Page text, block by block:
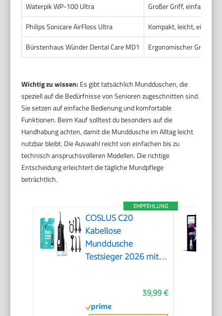
Waterpik WP-100 Ultra
Großer Griff, einfache
Philips Sonicare AirFloss Ultra
Kompakt, leicht,
Bürstenhaus Wünder Dental Care MD1
Ergonomischer Griff,
Wichtig zu wissen: Es gibt tatsächlich Mundduschen, die
speziell auf die Bedürfnisse von Senioren zugeschnitten sind.
Sie setzen auf einfache Bedienung und komfortable
Funktionen. Beim Kauf solltest du besonders auf die
Handhabung achten, damit die Munddusche im Alltag leicht
nutzbar bleibt. Die Auswahl reicht von einfachen bis zu
technisch anspruchsvolleren Modellen. Die richtige
Entscheidung erleichtert die tägliche Mundpflege
beträchtlich.
EMPFEHLUNG
COSLUS C20
Kabellose
Munddusche
Testsieger 2026 mit
39,99 €